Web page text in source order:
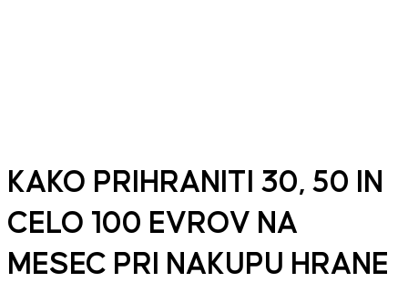
KAKO PRIHRANITI 30, 50 IN
CELO 100 EVROV NA
MESEC PRI NAKUPU HRANE